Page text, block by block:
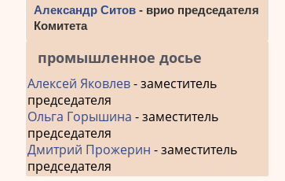
Александр Ситов - врио председателя
Комитета
промышленное досье
Алексей Яковлев- заместитель
председателя
Ольга Горышина - заместитель
председателя
Дмитрий Прожерин - заместитель
председателя